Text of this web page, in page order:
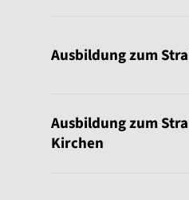
Ausbildung zum
Ausbildung zum
Kirchen